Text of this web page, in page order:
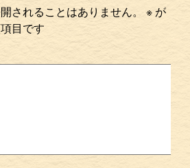
されることはありません。
※ が
目です